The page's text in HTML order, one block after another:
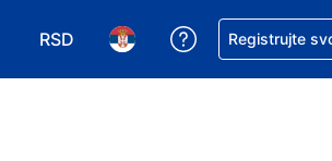
RSD
Izaberite valutu. Vaša trenutna
Izaberite jezik. Vaš
Zatražite
Registrujte